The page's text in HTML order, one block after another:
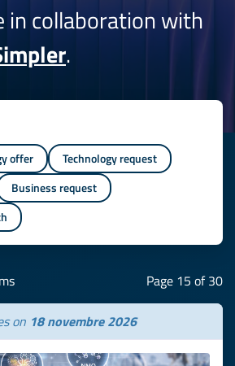
in collaboration with
.
offer
Technology request
Business request
Page 15 of 30
on 18 novembre 2026